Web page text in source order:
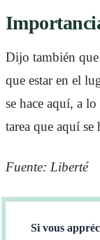
Dijo también
que estar en el
se hace aquí, a
tarea que aquí se
Fuente: Liberté
Si vous